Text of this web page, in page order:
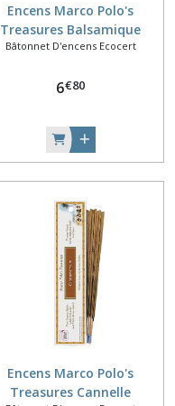
Encens Marco Polo's
Treasures Balsamique
Bâtonnet D'encens Ecocert
6€80
Encens Marco Polo's
Treasures Cannelle